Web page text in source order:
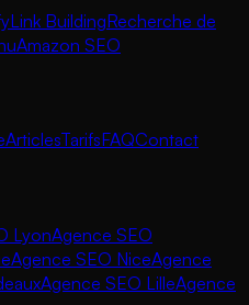
Link BuildingRecherche de
Amazon SEO
ArticlesTarifsFAQContact
LyonAgence SEO
Agence SEO NiceAgence
Agence SEO LilleAgence